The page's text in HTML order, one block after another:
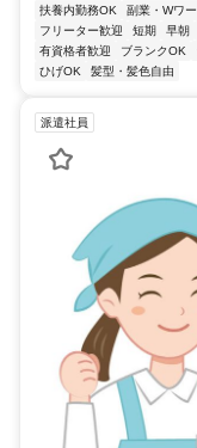
扶養内勤務OK 副業・Wワ
フリーター歓迎
短期 早朝
有資格者歓迎
ブランクOK
ひげOK
髪型・髪色自由
派遣社員